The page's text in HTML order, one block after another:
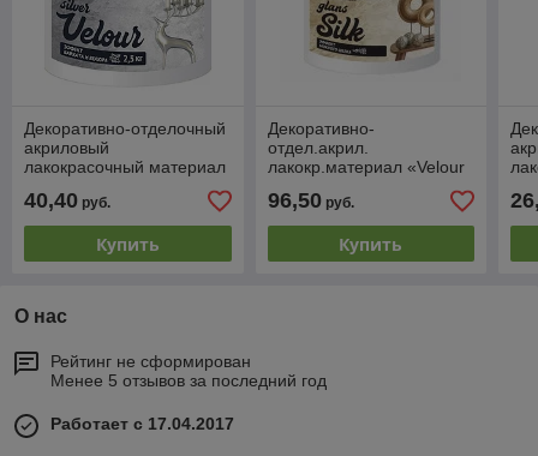
Декоративно-отделочный
акриловый
лакокрасочный материал
"Velour silver", банка 1кг
40,40 руб.
Купить
Декоративно-
отдел.акрил.
лакокр.материал «Velour
доб.Versacol; V100
96,50руб.
Купить
О нас
Рейтинг не сформирован
Менее 5 отзывов за последний год
Работает с 17.04.2017